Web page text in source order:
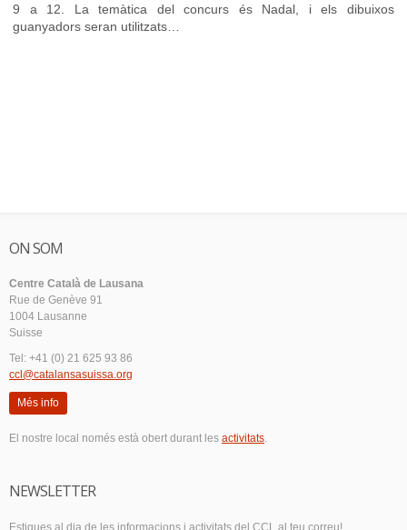
9 a 12. La temàtica del concurs és Nadal, i els dibuixos
guanyadors seran utilitzats…
ON SOM
Centre Català de Lausana
Rue de Genève 91
1004 Lausanne
Suisse
Tel: +41 (0) 21 625 93 86
ccl@catalansasuissa.org
Més info
El nostre local només està obert durant les activitats.
NEWSLETTER
Estigues al dia de les informacions i activitats del CCL al teu correu!